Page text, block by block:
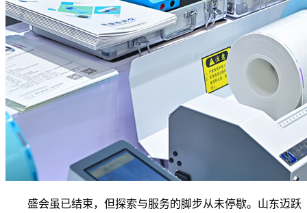
盛会虽已结束，但探索与服务的脚步从未停歇。山东迈跃